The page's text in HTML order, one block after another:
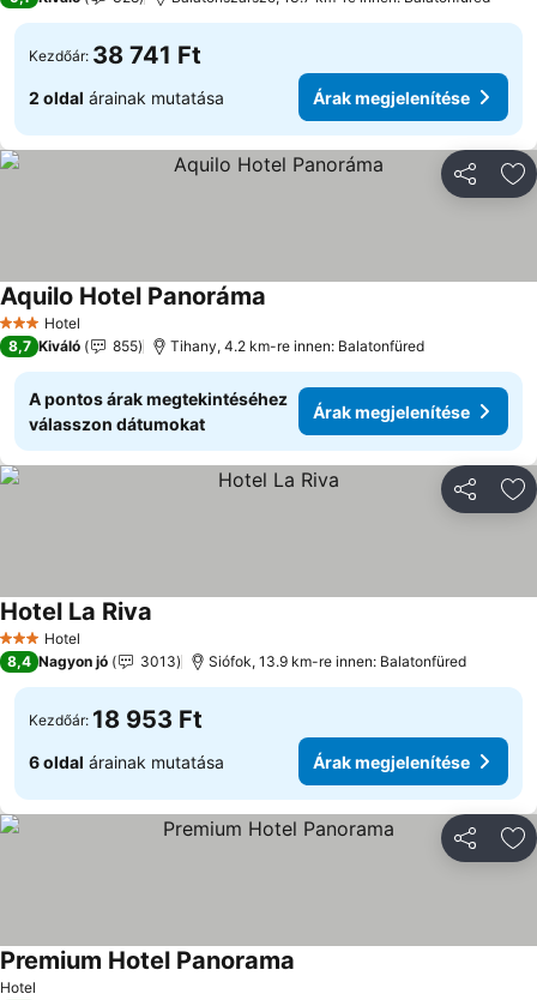
Kezdőár: 38 741 Ft
2 oldal árainak mutatása Árak megjelenítése
3 Kategória
Hotel
Aquilo Hotel Panoráma
8,7 Kiváló 855 Tihany, 4.2 km-re innen: Balatonfüred
A pontos árak megtekintéséhez
válasszon dátumokat
Árak megjelenítése
3 Kategória
Hotel
Hotel La Riva
8,4 Nagyon jó 3013 Siófok, 13.9 km-re innen: Balatonfüred
Kezdőár: 18 953 Ft
6 oldal árainak mutatása Árak megjelenítése
Hotel
Premium Hotel Panorama